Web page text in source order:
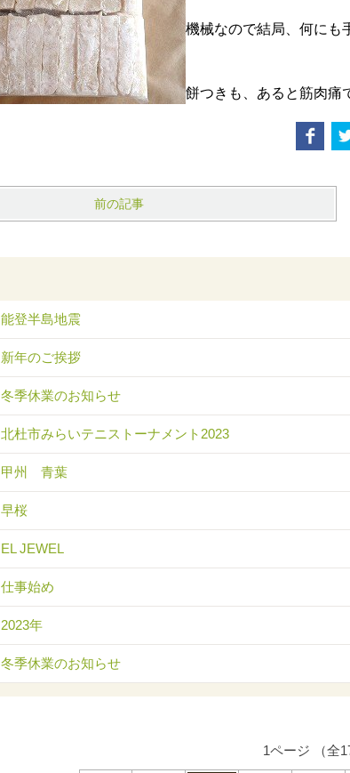
機械なので結局、何にも
餅つきも、あると筋肉痛
前の記事
能登半島地震
新年のご挨拶
冬季休業のお知らせ
北杜市みらいテニストーナメント2023
甲州 青葉
早桜
EL JEWEL
仕事始め
2023年
冬季休業のお知らせ
1ページ （全